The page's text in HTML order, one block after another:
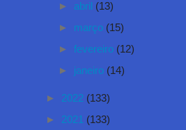
► abril (13)
► março (15)
► fevereiro (12)
► janeiro (14)
► 2022 (133)
► 2021 (133)